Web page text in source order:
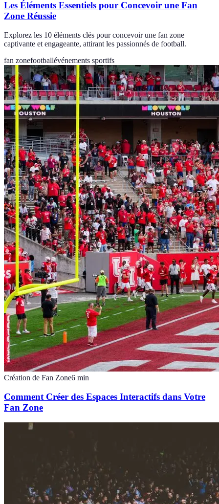
Les Éléments Essentiels pour Concevoir une Fan
Zone Réussie
Explorez les 10 éléments clés pour concevoir une fan zone
captivante et engageante, attirant les passionnés de football.
fan zonefootballévénements sportifs
Création de Fan Zone6 min
Comment Créer des Espaces Interactifs dans Votre
Fan Zone